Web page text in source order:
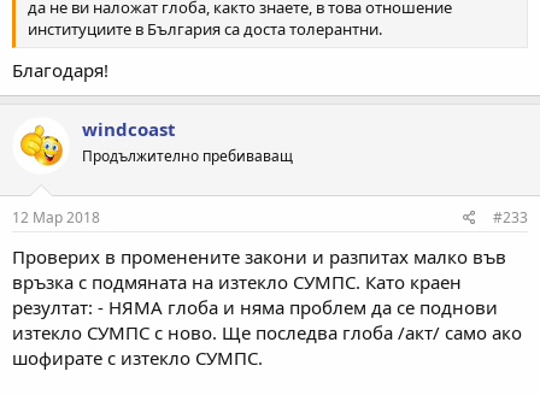
да не ви наложат глоба, както знаете, в това отношение
институциите в България са доста толерантни.
Благодаря!
windcoast
Продължително пребиваващ
12 Мар 2018 #233
Проверих в променените закони и разпитах малко във
връзка с подмяната на изтекло СУМПС. Като краен
резултат: - НЯМА глоба и няма проблем да се поднови
изтекло СУМПС с ново. Ще последва глоба /акт/ само ако
шофирате с изтекло СУМПС.